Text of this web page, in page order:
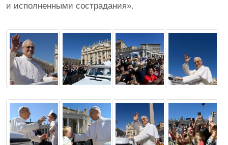
и исполненными сострадания».